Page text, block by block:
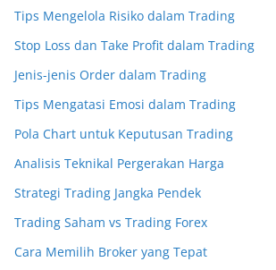
Tips Mengelola Risiko dalam Trading
Stop Loss dan Take Profit dalam Trading
Jenis-jenis Order dalam Trading
Tips Mengatasi Emosi dalam Trading
Pola Chart untuk Keputusan Trading
Analisis Teknikal Pergerakan Harga
Strategi Trading Jangka Pendek
Trading Saham vs Trading Forex
Cara Memilih Broker yang Tepat